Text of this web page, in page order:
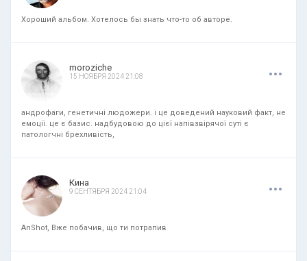
Хороший альбом. Хотелось бы знать что-то об авторе.
moroziche
15 НОЯБРЯ 2024 21:08 ...
андрофаги, генетичні людожери. і це доведений науковий факт, не
емоції. це є базис. надбудовою до цієї напівзвірячої суті є
патологчні брехливість,
Кина
9 СЕНТЯБРЯ 2024 21:04 ...
AnShot, Вже побачив, що ти потрапив